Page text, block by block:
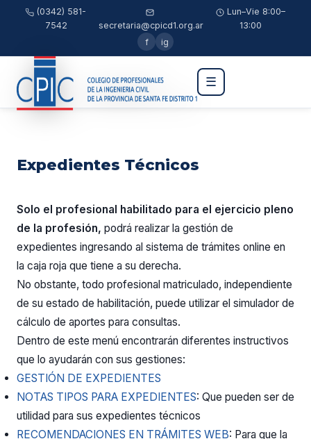
(0342) 581-
7542
secretaria@cpicd1.org.ar
Lun–Vie 8:00–
13:00
f
ig
☰
Expedientes Técnicos
Solo el profesional habilitado para el ejercicio pleno
de la profesión, podrá realizar la gestión de
expedientes ingresando al sistema de trámites online en
la caja roja que tiene a su derecha.
No obstante, todo profesional matriculado, independiente
de su estado de habilitación, puede utilizar el simulador de
cálculo de aportes para consultas.
Dentro de este menú encontrarán diferentes instructivos
que lo ayudarán con sus gestiones:
GESTIÓN DE EXPEDIENTES
NOTAS TIPOS PARA EXPEDIENTES: Que pueden ser de
utilidad para sus expedientes técnicos
RECOMENDACIONES EN TRÁMITES WEB: Para que la